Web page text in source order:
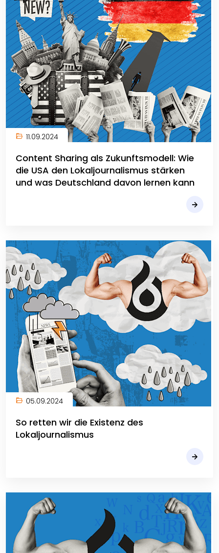
11.09.2024
Content Sharing als Zukunftsmodell: Wie
die USA den Lokaljournalismus stärken
und was Deutschland davon lernen kann
05.09.2024
So retten wir die Existenz des
Lokaljournalismus